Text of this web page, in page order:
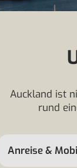
Auckland ist
rund
Anreise &